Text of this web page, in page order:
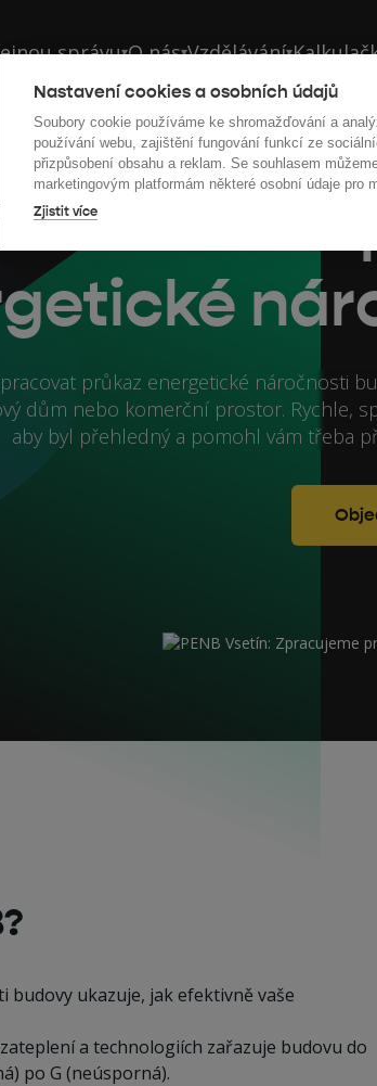
Nastavení cookies a osobních údajů
Soubory cookie používáme ke shromažďování a
používání webu, zajištění fungování funkcí ze
přizpůsobení obsahu a reklam. Se souhlasem
marketingovým platformám některé osobní údaje pro
Zjistit více
správu▾O nás▾Vzdělávání▾
Vsetín:
průkaz energetické náročnosti
dům nebo komerční prostor. Rychle,
aby byl přehledný a pomohl vám třeba
budovy ukazuje, jak efektivně vaše
a technologiích zařazuje budovu do
po G (neúsporná).